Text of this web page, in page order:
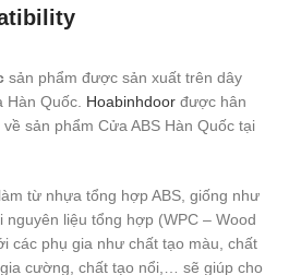
sản phẩm được sản xuất trên dây
Hàn Quốc. Hoabinhdoor được hân
sản phẩm Cửa ABS Hàn Quốc tại
từ nhựa tổng hợp ABS, giống như
nguyên liệu tổng hợp (WPC – Wood
các phụ gia như chất tạo màu, chất
cường, chất tạo nổi,… sẽ giúp cho